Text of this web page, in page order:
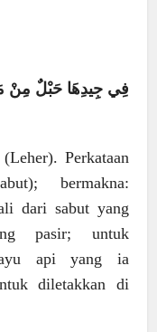
فِي جِيدِهَا حَبْلٌ مِنْ
dari sabut yang
pasir; untuk
api yang ia
diletakkan di